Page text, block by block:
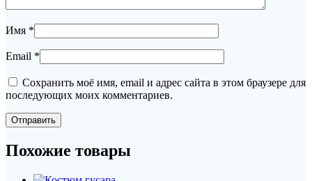
Имя *
Email *
Сохранить моё имя, email и адрес сайта в этом браузере для
последующих моих комментариев.
Похожие товары